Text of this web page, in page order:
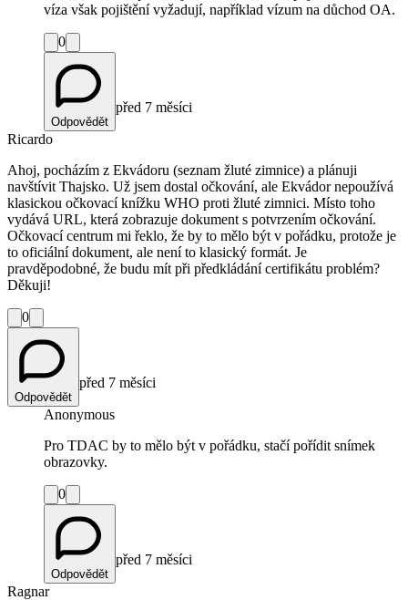
víza však pojištění vyžadují, například vízum na důchod OA.
0
Odpovědět
před 7 měsíci
Ricardo
Ahoj, pocházím z Ekvádoru (seznam žluté zimnice) a plánuji
navštívit Thajsko. Už jsem dostal očkování, ale Ekvádor nepoužívá
klasickou očkovací knížku WHO proti žluté zimnici. Místo toho
vydává URL, která zobrazuje dokument s potvrzením očkování.
Očkovací centrum mi řeklo, že by to mělo být v pořádku, protože je
to oficiální dokument, ale není to klasický formát. Je
pravděpodobné, že budu mít při předkládání certifikátu problém?
Děkuji!
0
Odpovědět
před 7 měsíci
Anonymous
Pro TDAC by to mělo být v pořádku, stačí pořídit snímek
obrazovky.
0
Odpovědět
před 7 měsíci
Ragnar